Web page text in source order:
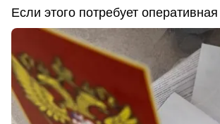
Если этого потребует